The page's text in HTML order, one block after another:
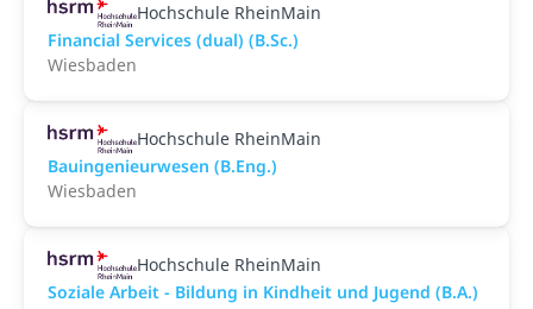
Hochschule RheinMain
Financial Services (dual) (B.Sc.)
Wiesbaden
Hochschule RheinMain
Bauingenieurwesen (B.Eng.)
Wiesbaden
Hochschule RheinMain
Soziale Arbeit - Bildung in Kindheit und Jugend (B.A.)